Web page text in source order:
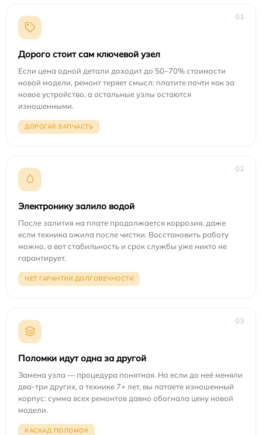
01
Дорого стоит сам ключевой узел
Если цена одной детали доходит до 50–70% стоимости
новой модели, ремонт теряет смысл: платите почти как за
новое устройство, а остальные узлы остаются
изношенными.
ДОРОГАЯ ЗАПЧАСТЬ
02
Электронику залило водой
После залития на плате продолжается коррозия, даже
если техника ожила после чистки. Восстановить работу
можно, а вот стабильность и срок службы уже никто не
гарантирует.
НЕТ ГАРАНТИИ ДОЛГОВЕЧНОСТИ
03
Поломки идут одна за другой
Замена узла — процедура понятная. Но если до неё меняли
два-три других, а технике 7+ лет, вы латаете изношенный
корпус: сумма всех ремонтов давно обогнала цену новой
модели.
КАСКАД ПОЛОМОК